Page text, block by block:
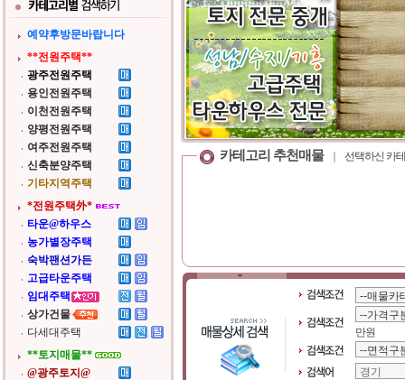
예약후방문바랍니다
**전원주택**
광주전원주택
용인전원주택
이천전원주택
양평전원주택
여주전원주택
신축분양주택
기타지역주택
*전원주택外*
타운@하우스
농가별장주택
숙박팬션가든
고급타운주택
임대주택
상가건물
다세대주택
**토지매물**
@광주토지@
카테고리 추천매물 선택하신 카
만원